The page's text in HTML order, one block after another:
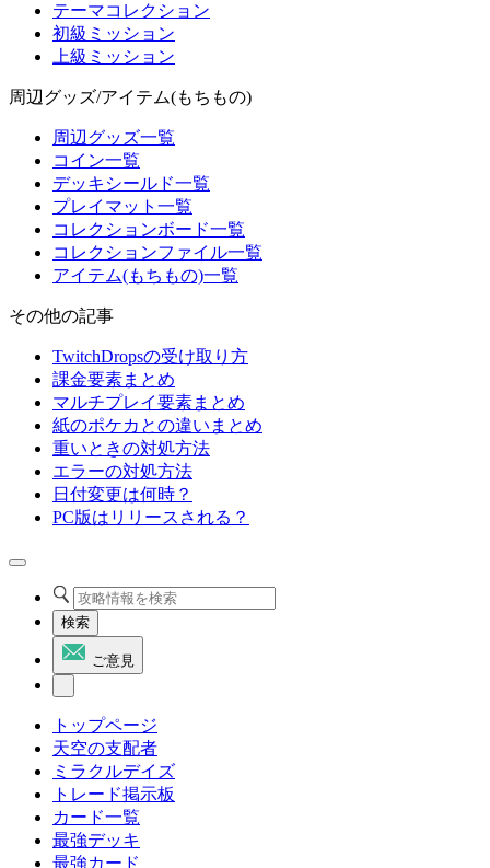
テーマコレクション
初級ミッション
上級ミッション
周辺グッズ/アイテム(もちもの)
周辺グッズ一覧
コイン一覧
デッキシールド一覧
プレイマット一覧
コレクションボード一覧
コレクションファイル一覧
アイテム(もちもの)一覧
その他の記事
TwitchDropsの受け取り方
課金要素まとめ
マルチプレイ要素まとめ
紙のポケカとの違いまとめ
重いときの対処方法
エラーの対処方法
日付変更は何時？
PC版はリリースされる？
検索
ご意見
トップページ
天空の支配者
ミラクルデイズ
トレード掲示板
カード一覧
最強デッキ
最強カード